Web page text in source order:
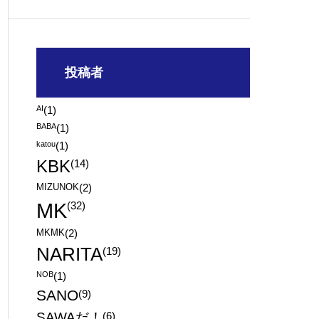
投稿者
AI(1)
BABA(1)
katou(1)
KBK(14)
MIZUNOK(2)
MK(32)
MKMK(2)
NARITA(19)
NOB(1)
SANO(9)
(6)